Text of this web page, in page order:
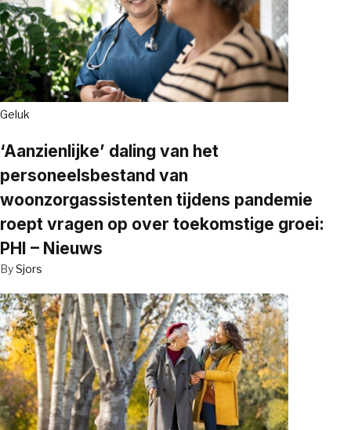
Geluk
‘Aanzienlijke’ daling van het
personeelsbestand van
woonzorgassistenten tijdens pandemie
roept vragen op over toekomstige groei:
PHI – Nieuws
BySjors